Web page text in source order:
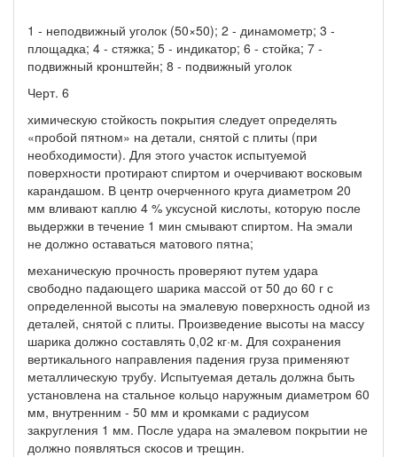
1 - неподвижный уголок (50×50); 2 - динамометр; 3 -
площадка; 4 - стяжка; 5 - индикатор; 6 - стойка; 7 -
подвижный кронштейн; 8 - подвижный уголок
Черт. 6
химическую стойкость покрытия следует определять
«пробой пятном» на детали, снятой с плиты (при
необходимости). Для этого участок испытуемой
поверхности протирают спиртом и очерчивают восковым
карандашом. В центр очерченного круга диаметром 20
мм вливают каплю 4 % уксусной кислоты, которую после
выдержки в течение 1 мин смывают спиртом. На эмали
не должно оставаться матового пятна;
механическую прочность проверяют путем удара
свободно падающего шарика массой от 50 до 60 г с
определенной высоты на эмалевую поверхность одной из
деталей, снятой с плиты. Произведение высоты на массу
шарика должно составлять 0,02 кг·м. Для сохранения
вертикального направления падения груза применяют
металлическую трубу. Испытуемая деталь должна быть
установлена на стальное кольцо наружным диаметром 60
мм, внутренним - 50 мм и кромками с радиусом
закругления 1 мм. После удара на эмалевом покрытии не
должно появляться скосов и трещин.